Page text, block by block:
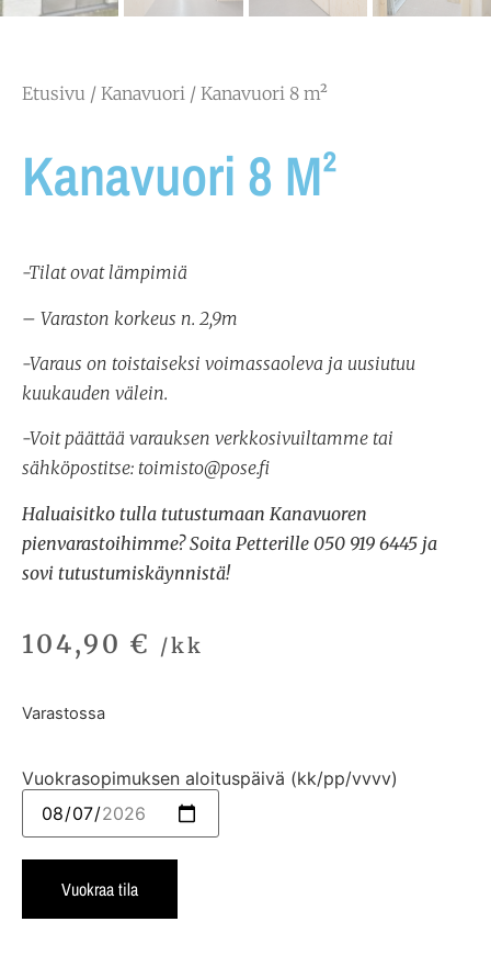
Etusivu / Kanavuori / Kanavuori 8 m²
Kanavuori 8 M²
-Tilat ovat lämpimiä
– Varaston korkeus n. 2,9m
-Varaus on toistaiseksi voimassaoleva ja uusiutuu
kuukauden välein.
-Voit päättää varauksen verkkosivuiltamme tai
sähköpostitse: toimisto@pose.fi
Haluaisitko tulla tutustumaan Kanavuoren
pienvarastoihimme? Soita Petterille 050 919 6445 ja
sovi tutustumiskäynnistä!
104,90 € /kk
Varastossa
Vuokrasopimuksen aloituspäivä (kk/pp/vvvv)
Vuokraa tila